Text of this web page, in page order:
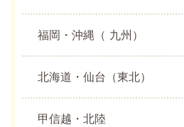
福岡・沖縄（ 九州）
北海道・仙台（東北）
甲信越・北陸